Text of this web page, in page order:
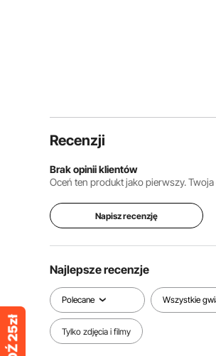
Recenzji
Brak opinii klientów
Oceń ten produkt jako pierwszy.
Napisz recenzję
Najlepsze recenzje
Polecane Wszystkie
Tylko zdjęcia i filmy